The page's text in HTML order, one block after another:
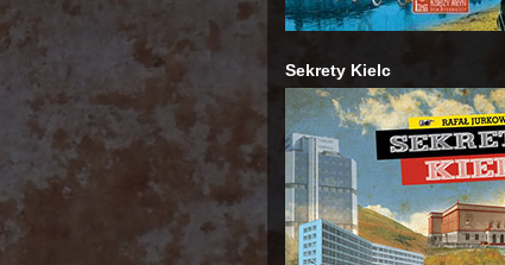
Sekrety Kielc